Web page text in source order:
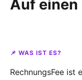
Auf einen
📌 WAS IST ES?
RechnungsFee ist